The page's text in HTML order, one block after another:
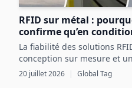
RFID sur métal :
confirme qu’en
La fiabilité des solutions
conception sur mesure et
conditions réelles,
de l’actif et de
20 juillet 2026 | Global Tag